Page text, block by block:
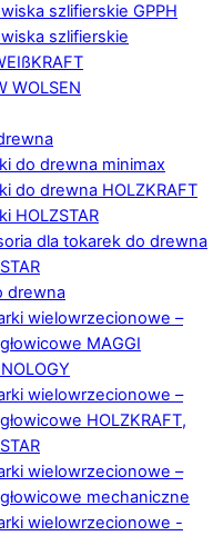
szlifierskie GPPH
szlifierskie
WOLSEN
do drewna minimax
do drewna HOLZKRAFT
HOLZSTAR
dla tokarek do drewna
drewna
wielowrzecionowe –
MAGGI
wielowrzecionowe –
HOLZKRAFT,
wielowrzecionowe –
mechaniczne
wielowrzecionowe -